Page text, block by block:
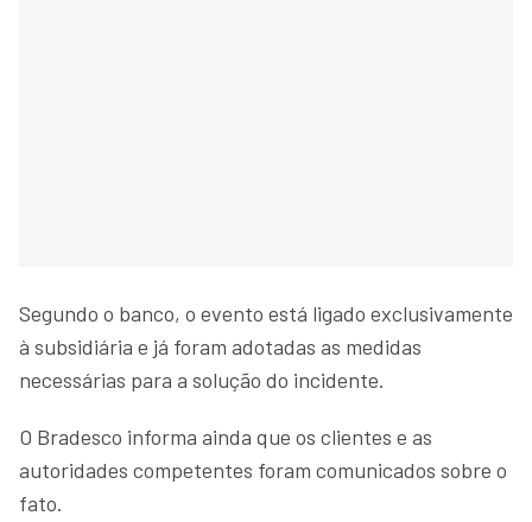
Segundo o banco, o evento está ligado exclusivamente
à subsidiária e já foram adotadas as medidas
necessárias para a solução do incidente.
O Bradesco informa ainda que os clientes e as
autoridades competentes foram comunicados sobre o
fato.